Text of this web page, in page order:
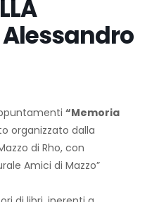
Alessandro
“Memoria
organizzato dalla
di Rho, con
Amici di Mazzo”